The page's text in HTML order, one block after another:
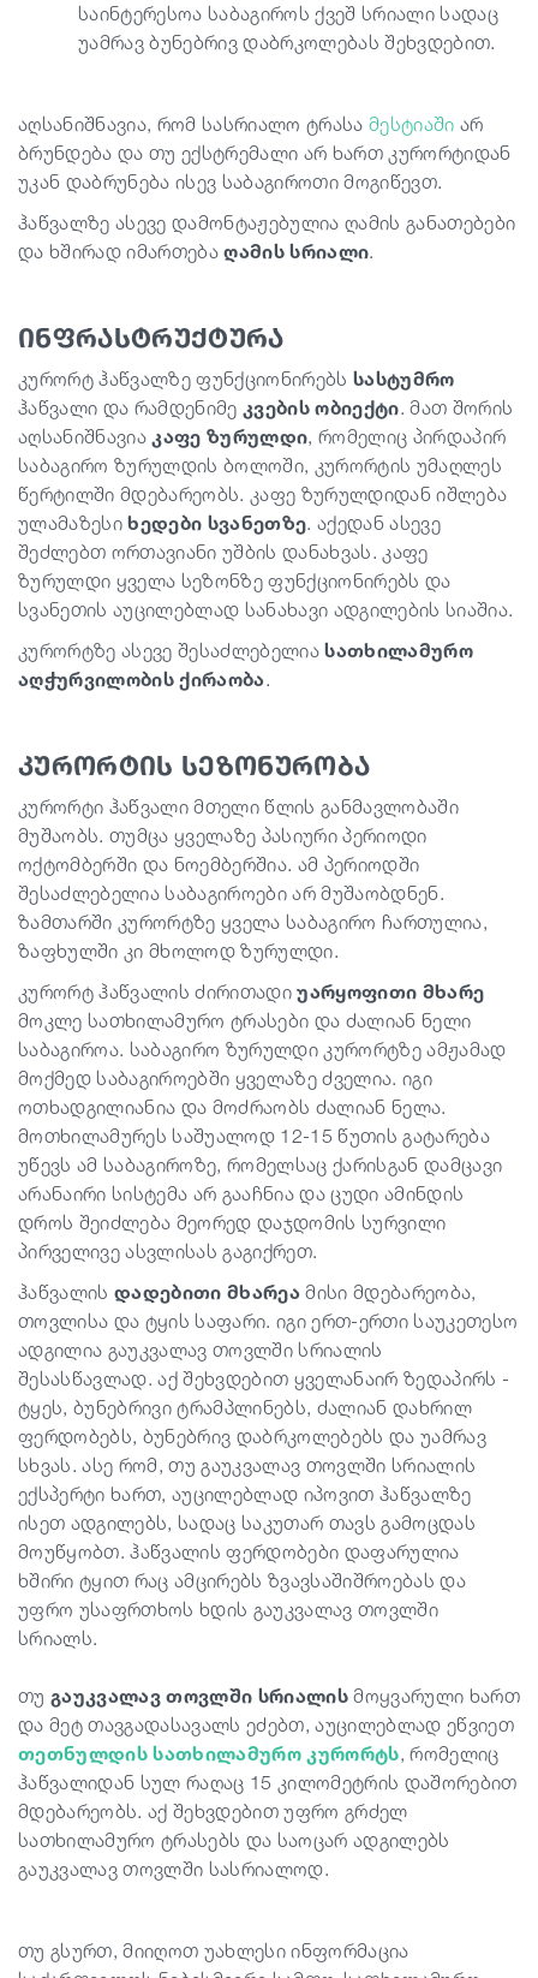
საინტერესოა საბაგიროს ქვეშ სრიალი სადაც
უამრავ ბუნებრივ დაბრკოლებას შეხვდებით.
აღსანიშნავია, რომ სასრიალო ტრასა მესტიაში არ
ბრუნდება და თუ ექსტრემალი არ ხართ კურორტიდან
უკან დაბრუნება ისევ საბაგიროთი მოგიწევთ.
ჰაწვალზე ასევე დამონტაჟებულია ღამის განათებები
და ხშირად იმართებაღამის სრიალი.
ინფრასტრუქტურა
კურორტ ჰაწვალზე ფუნქციონირებს სასტუმრო
ჰაწვალი და რამდენიმე კვების ობიექტი. მათ შორის
აღსანიშნავიაკაფე ზურულდი, რომელიც პირდაპირ
საბაგირო ზურულდის ბოლოში, კურორტის უმაღლეს
წერტილში მდებარეობს. კაფე ზურულდიდან იშლება
ულამაზესიხედები სვანეთზე. აქედან ასევე
შეძლებთ ორთავიანი უშბის დანახვას. კაფე
ზურულდი ყველა სეზონზე ფუნქციონირებს და
სვანეთის აუცილებლად სანახავი ადგილების სიაშია.
კურორტზე ასევე შესაძლებელიასათხილამურო
აღჭურვილობის ქირაობა.
კურორტის სეზონურობა
კურორტი ჰაწვალი მთელი წლის განმავლობაში
მუშაობს. თუმცა ყველაზე პასიური პერიოდი
ოქტომბერში და ნოემბერშია. ამ პერიოდში
შესაძლებელია საბაგიროები არ მუშაობდნენ.
ზამთარში კურორტზე ყველა საბაგირო ჩართულია,
ზაფხულში კი მხოლოდ ზურულდი.
კურორტ ჰაწვალის ძირითადიუარყოფითი მხარე
მოკლე სათხილამურო ტრასები და ძალიან ნელი
საბაგიროა. საბაგირო ზურულდი კურორტზე ამჟამად
მოქმედ საბაგიროებში ყველაზე ძველია. იგი
ოთხადგილიანია და მოძრაობს ძალიან ნელა.
მოთხილამურეს საშუალოდ 12-15 წუთის გატარება
უწევს ამ საბაგიროზე, რომელსაც ქარისგან დამცავი
არანაირი სისტემა არ გააჩნია და ცუდი ამინდის
დროს შეიძლება მეორედ დაჯდომის სურვილი
პირველივე ასვლისას გაგიქრეთ.
ჰაწვალის დადებითი მხარეამისი მდებარეობა,
თოვლისა და ტყის საფარი. იგი ერთ-ერთი საუკეთესო
ადგილია გაუკვალავ თოვლში სრიალის
შესასწავლად. აქ შეხვდებით ყველანაირ ზედაპირს -
ტყეს, ბუნებრივი ტრამპლინებს, ძალიან დახრილ
ფერდობებს, ბუნებრივ დაბრკოლებებს და უამრავ
სხვას. ასე რომ, თუ გაუკვალავ თოვლში სრიალის
ექსპერტი ხართ, აუცილებლად იპოვით ჰაწვალზე
ისეთ ადგილებს, სადაც საკუთარ თავს გამოცდას
მოუწყობთ. ჰაწვალის ფერდობები დაფარულია
ხშირი ტყით რაც ამცირებს ზვავსაშიშროებას და
უფრო უსაფრთხოს ხდის გაუკვალავ თოვლში
სრიალს.
თუ გაუკვალავ თოვლში სრიალისმოყვარული ხართ
და მეტ თავგადასავალს ეძებთ, აუცილებლად ეწვიეთ
თეთნულდის სათხილამურო კურორტს, რომელიც
ჰაწვალიდან სულ რაღაც 15 კილომეტრის დაშორებით
მდებარეობს. აქ შეხვდებით უფრო გრძელ
სათხილამურო ტრასებს და საოცარ ადგილებს
გაუკვალავ თოვლში სასრიალოდ.
თუ გსურთ, მიიღოთ უახლესი ინფორმაცია